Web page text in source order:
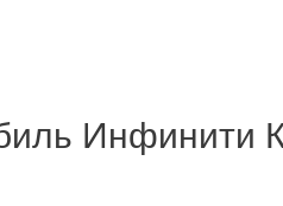
Инфинити